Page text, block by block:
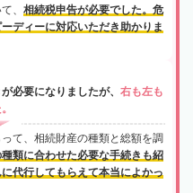
、 相続税申告が必要でした。危
ディーに対応いただき助かりま
必要になりましたが、 右も左も
て、相続財産の種類と総額を調
類に合わせた必要な手続きも紹
代行してもらえて本当によかっ